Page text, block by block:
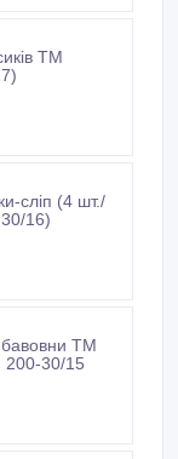
ТМ
сліп (4 шт./
16)
бавовни ТМ
200-30/15